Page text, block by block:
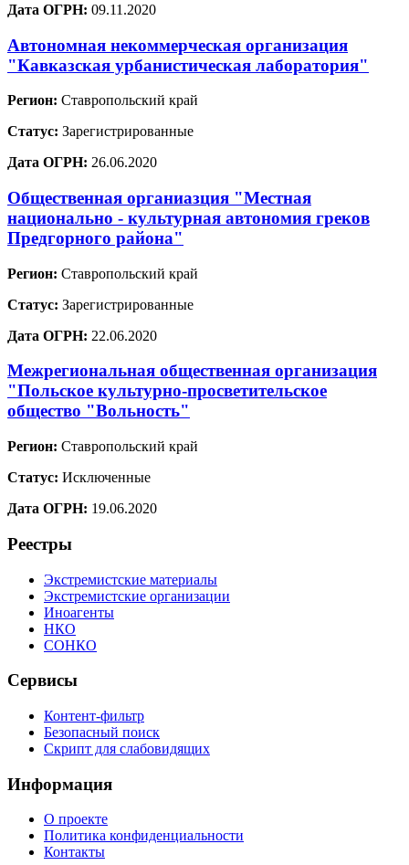
Дата ОГРН: 09.11.2020
Автономная некоммерческая организация
"Кавказская урбанистическая лаборатория"
Регион: Ставропольский край
Статус: Зарегистрированные
Дата ОГРН: 26.06.2020
Общественная органиазция "Местная
национально - культурная автономия греков
Предгорного района"
Регион: Ставропольский край
Статус: Зарегистрированные
Дата ОГРН: 22.06.2020
Межрегиональная общественная организация
"Польское культурно-просветительское
общество "Вольность"
Регион: Ставропольский край
Статус: Исключенные
Дата ОГРН: 19.06.2020
Реестры
Экстремистские материалы
Экстремистские организации
Иноагенты
НКО
СОНКО
Сервисы
Контент-фильтр
Безопасный поиск
Скрипт для слабовидящих
Информация
О проекте
Политика конфиденциальности
Контакты